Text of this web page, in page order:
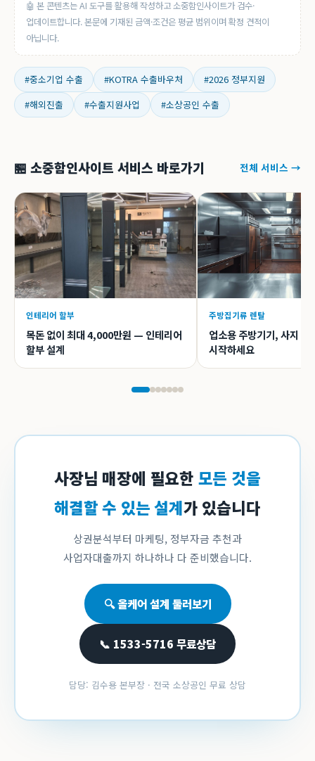
🤖 본 콘텐츠는 AI 도구를 활용해 작성하고 소중함인사이트가 검수·
업데이트합니다. 본문에 기재된 금액·조건은 평균 범위이며 확정 견적이
아닙니다.
#중소기업 수출 #KOTRA 수출바우처
#2026 정부지원
#해외진출
#수출지원사업 #소상공인 수출
🏪 소중함인사이트 서비스 바로가기 전체 서비스 →
인테리어 할부
목돈 없이 최대 4,000만원 — 인테리어
할부 설계
주방집기류 렌탈
업소용 주방기기, 사지 말
시작하세요
사장님 매장에 필요한 모든 것을
해결할 수 있는 설계가 있습니다
상권분석부터 마케팅, 정부자금 추천과
사업자대출까지 하나하나 다 준비했습니다.
🔍 올케어 설계 둘러보기
📞 1533-5716 무료상담
담당: 김수용 본부장 · 전국 소상공인 무료 상담